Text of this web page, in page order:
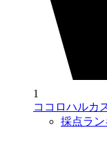
1
ココロハルカ
採点ラ